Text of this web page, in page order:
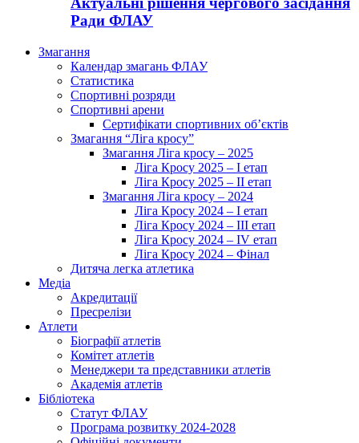
Ради ФЛАУ
Змагання
Календар змагань ФЛАУ
Статистика
Спортивні розряди
Спортивні арени
Сертифікати спортивних об’єктів
Змагання “Ліга кросу”
Змагання Ліга кросу – 2025
Ліга Кросу 2025 – I етап
Ліга Кросу 2025 – II етап
Змагання Ліга кросу – 2024
Ліга Кросу 2024 – I етап
Ліга Кросу 2024 – III етап
Ліга Кросу 2024 – IV етап
Ліга Кросу 2024 – Фінал
Дитяча легка атлетика
Медіа
Акредитації
Пресрелізи
Атлети
Біографії атлетів
Комітет атлетів
Менеджери та представники атлетів
Академія атлетів
Бібліотека
Статут ФЛАУ
Програма розвитку 2024-2028